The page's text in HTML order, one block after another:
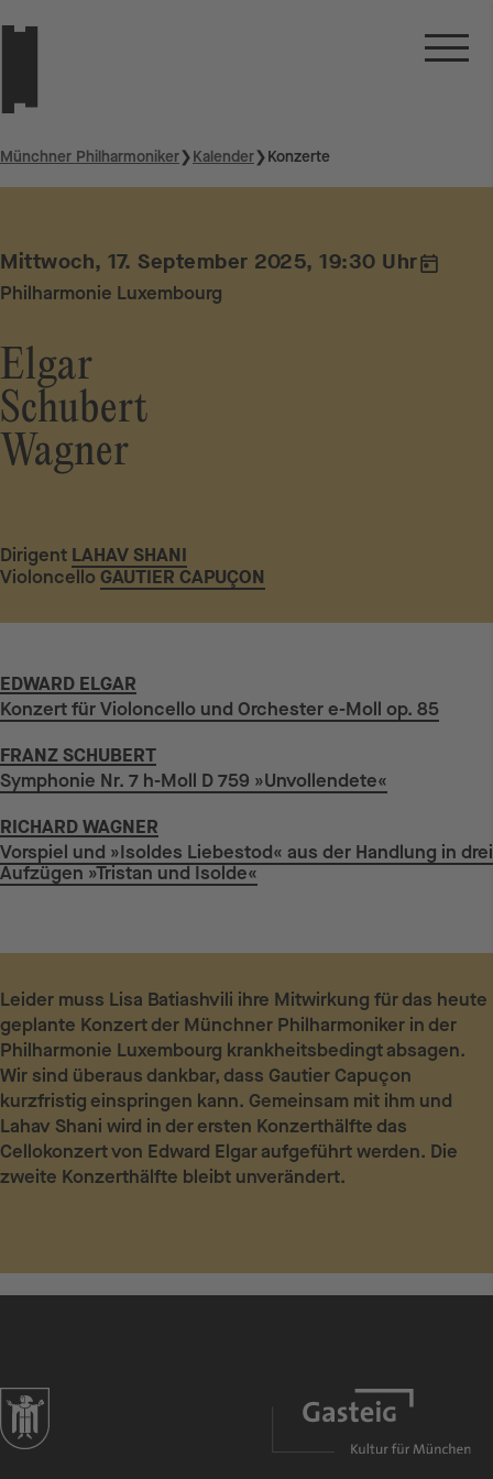
Münchner Philharmoniker❯Kalender❯Konzerte
Elgar
Schubert
Wagner
Mittwoch, 17. September 2025, 19:30 Uhr
Philharmonie Luxembourg
Dirigent LAHAV SHANI
Violoncello GAUTIER CAPUÇON
EDWARD ELGAR
Konzert für Violoncello und Orchester e-Moll op. 85
FRANZ SCHUBERT
Symphonie Nr. 7 h-Moll D 759 »Unvollendete«
RICHARD WAGNER
Vorspiel und »Isoldes Liebestod« aus der Handlung in drei
Aufzügen »Tristan und Isolde«
Leider muss Lisa Batiashvili ihre Mitwirkung für das heute
geplante Konzert der Münchner Philharmoniker in der
Philharmonie Luxembourg krankheitsbedingt absagen.
Wir sind überaus dankbar, dass Gautier Capuçon
kurzfristig einspringen kann. Gemeinsam mit ihm und
Lahav Shani wird in der ersten Konzerthälfte das
Cellokonzert von Edward Elgar aufgeführt werden. Die
zweite Konzerthälfte bleibt unverändert.
zur Website der Landeshauptstadt München